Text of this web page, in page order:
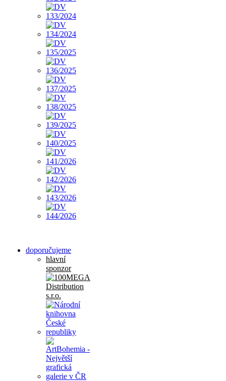
doporučujeme
hlavní
sponzor